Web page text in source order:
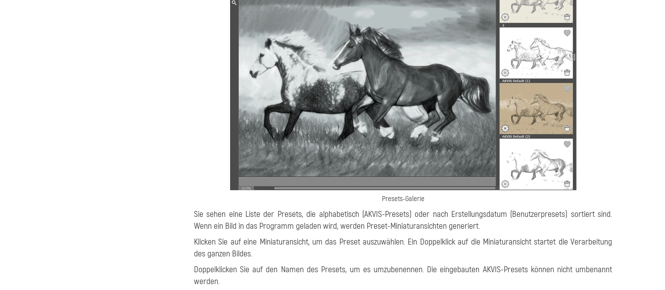
Presets-Galerie
Sie sehen eine Liste der Presets, die alphabetisch (AKVIS-Presets) oder nach Erstellungsdatum (Benutzerpresets) sortiert sind.
Wenn ein Bild in das Programm geladen wird, werden Preset-Miniaturansichten generiert.
Klicken Sie auf eine Miniaturansicht, um das Preset auszuwählen. Ein Doppelklick auf die Miniaturansicht startet die Verarbeitung
des ganzen Bildes.
Doppelklicken Sie auf den Namen des Presets, um es umzubenennen. Die eingebauten AKVIS-Presets können nicht umbenannt
werden.